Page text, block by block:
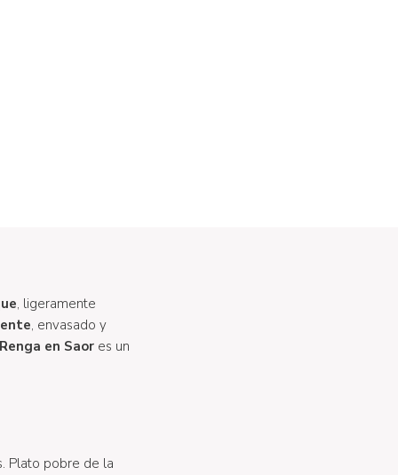
, ligeramente
, envasado y
Renga en Saores un
Plato pobre de la